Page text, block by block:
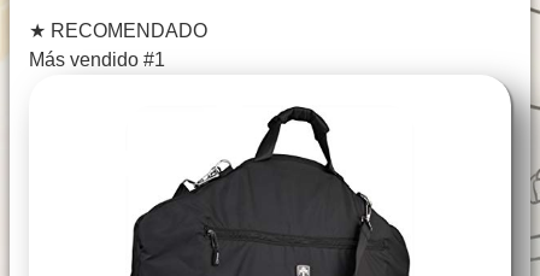
★ RECOMENDADO
Más vendido #1